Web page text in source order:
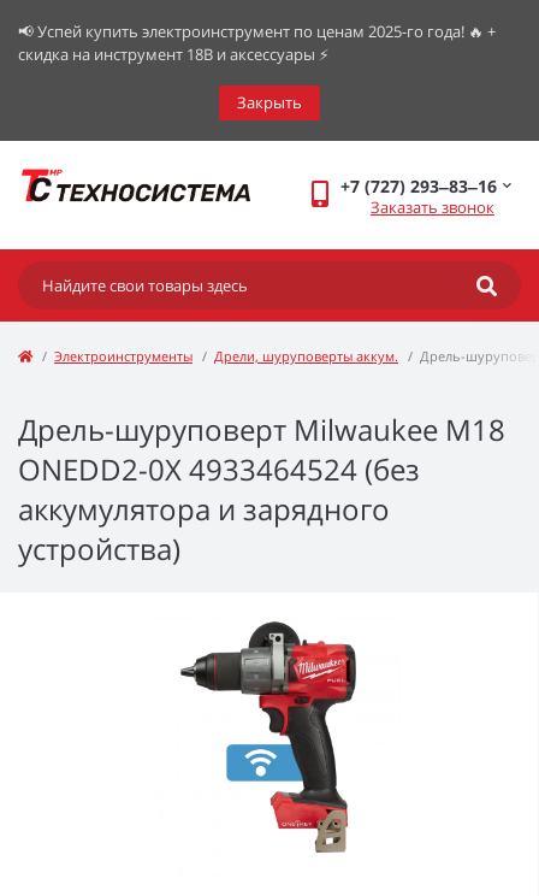
📢 Успей купить электроинструмент по ценам 2025-го года! 🔥 +
скидка на инструмент 18В и аксессуары ⚡️
Закрыть
+7 (727) 293‒83‒16
Заказать звонок
Электроинструменты Дрели, шуруповерты аккум. Дрель-
Дрель-шуруповерт Milwaukee M18
ONEDD2-0X 4933464524 (без
аккумулятора и зарядного
устройства)